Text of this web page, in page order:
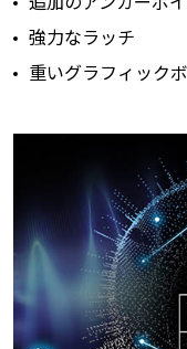
強力なラッチ
重いグラフィック